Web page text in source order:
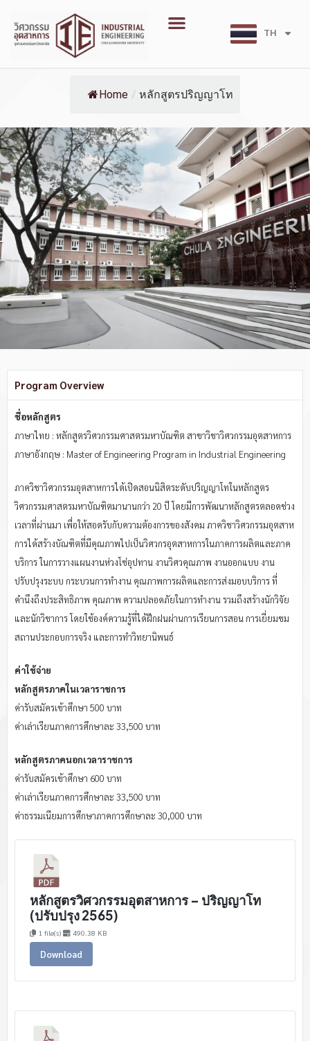
content
Menu
TH
EN
Home / หลักสูตรปริญญาโท
Program Overview
ชื่อหลักสูตร
ภาษาไทย : หลักสูตรวิศวกรรมศาสตรมหาบัณฑิต สาขาวิชาวิศวกรรมอุตสาหการ
ภาษาอังกฤษ : Master of Engineering Program in Industrial Engineering
ภาควิชาวิศวกรรมอุตสาหการได้เปิดสอนนิสิตระดับปริญญาโทในหลักสูตร
วิศวกรรมศาสตรมหาบัณฑิตมานานกว่า 20 ปี โดยมีการพัฒนาหลักสูตรตลอดช่วง
เวลาที่ผ่านมา เพื่อให้สอดรับกับความต้องการของสังคม ภาควิชาวิศวกรรมอุตสาห
การได้สร้างบัณฑิตที่มีคุณภาพไปเป็นวิศวกรอุตสาหการในภาคการผลิตและภาค
บริการ ในการวางแผนงานห่วงโซ่อุปทาน งานวิศวคุณภาพ งานออกแบบ งาน
ปรับปรุงระบบ กระบวนการทำงาน คุณภาพการผลิตและการส่งมอบบริการ ที่
คำนึงถึงประสิทธิภาพ คุณภาพ ความปลอดภัยในการทำงาน รวมถึงสร้างนักวิจัย
และนักวิชาการ โดยใช้องค์ความรู้ที่ได้ฝึกฝนผ่านการเรียนการสอน การเยี่ยมชม
สถานประกอบการจริง และการทำวิทยานิพนธ์
ค่าใช้จ่าย
หลักสูตรภาคในเวลาราชการ
ค่ารับสมัครเข้าศึกษา 500 บาท
ค่าเล่าเรียนภาคการศึกษาละ 33,500 บาท
หลักสูตรภาคนอกเวลาราชการ
ค่ารับสมัครเข้าศึกษา 600 บาท
ค่าเล่าเรียนภาคการศึกษาละ 33,500 บาท
ค่าธรรมเนียมการศึกษาภาคการศึกษาละ 30,000 บาท
หลักสูตรวิศวกรรมอุตสาหการ – ปริญญาโท
(ปรับปรุง 2565)
1 file(s) 490.38 KB
Download